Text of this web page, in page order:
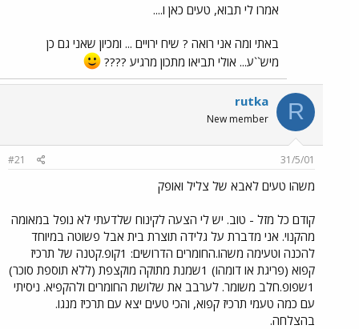
אמרו לי תבוא, טעים כאן ו....
באתי ומה אני רואה ? שיח ירויים ... ומכיון שאני גם כן
מיש``ע... אולי תביאו מתכון מרגיע ????
R
rutka
New member
31/5/01
#21
משהו טעים לאבא של צליל ואופק
קודם כל מזל - טוב. יש לי הצעה לקינוח שלדעתי לא נופל במאומה
מהקנוי. אני מדברת על גלידה תוצרת בית אבל פשוטה במיוחד
להכנה וטעימה משהו.החומרים הדרושים: 1קופ.קטנה של תרכיז
קפוא (פריגת או דומהו) 1שמנת מתוקה מוקצפת (ללא תוספת סוכר)
1שפופ.חלב משומר. לערבב את שלושת החומרים ולהקפיא. ניסיתי
עם כמה טעמי תרכיז קפוא, והכי טעים יצא עם תרכיז מנגו.
בהצלחה.